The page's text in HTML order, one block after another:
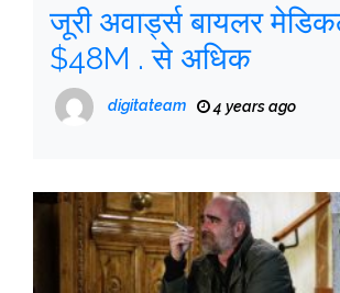
जूरी अवार्ड्स बायलर
$48M . से अधिक
digitateam 4 years ago